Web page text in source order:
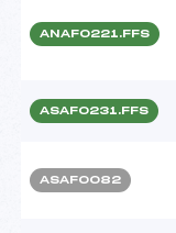
ANAF0221.FFS
ASAF0231.FFS
ASAF0082